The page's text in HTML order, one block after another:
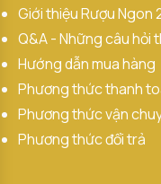
Giới thiệu Rượu Ngon
Q&A - Những câu hỏi
Hướng dẫn mua hàng
Phương thức thanh
Phương thức vận
Phương thức đổi trả